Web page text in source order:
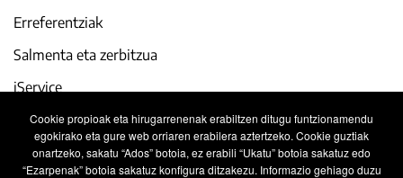
Cookie propioak eta hirugarrenenak erabiltzen ditugu funtzionamendu
egokirako eta gure web orriaren erabilera aztertzeko. Cookie guztiak
onartzeko, sakatu “Ados” botoia, ez erabili “Ukatu” botoia sakatuz edo
“Ezarpenak” botoia sakatuz konfigura ditzakezu. Informazio gehiago duzu
Erreferentziak
Salmenta eta zerbitzua
iService
Gaur egun
Lan egin gurekin